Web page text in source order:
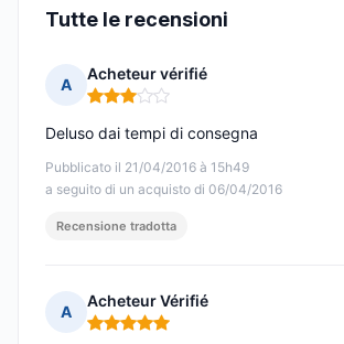
Tutte le recensioni
A
Acheteur vérifié
Nota: 3 su 5
Pubblicato il 21/04/2016 à 15h49
a seguito di un acquisto di 06/04/2016
Deluso dai tempi di consegna
Recensione tradotta
A
Acheteur Vérifié
Nota: 5 su 5